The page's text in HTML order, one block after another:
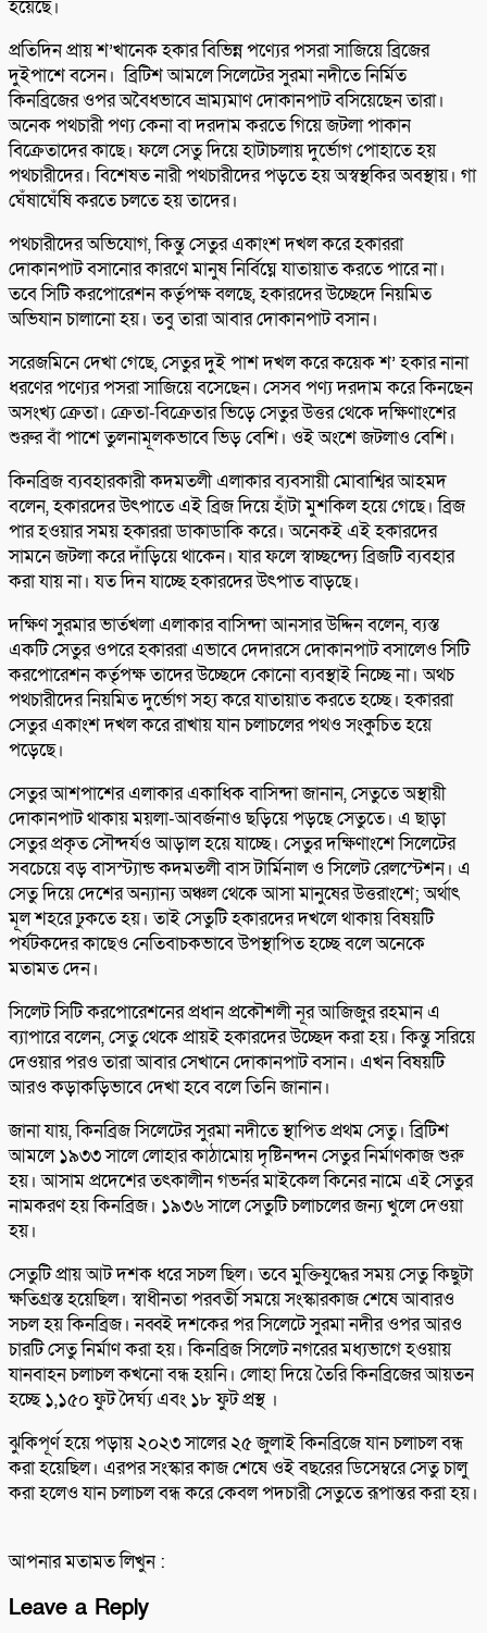
হয়েছে।
প্রতিদিন প্রায় শ’খানেক হকার বিভিন্ন পণ্যের পসরা সাজিয়ে ব্রিজের
দুইপাশে বসেন। ব্রিটিশ আমলে সিলেটের সুরমা নদীতে নির্মিত
কিনব্রিজের ওপর অবৈধভাবে ভ্রাম্যমাণ দোকানপাট বসিয়েছেন তারা।
অনেক পথচারী পণ্য কেনা বা দরদাম করতে গিয়ে জটলা পাকান
বিক্রেতাদের কাছে। ফলে সেতু দিয়ে হাটাচলায় দুর্ভোগ পোহাতে হয়
পথচারীদের। বিশেষত নারী পথচারীদের পড়তে হয় অস্বস্থকির অবস্থায়। গা
ঘেঁষাঘেঁষি করতে চলতে হয় তাদের।
পথচারীদের অভিযোগ, কিন্তু সেতুর একাংশ দখল করে হকাররা
দোকানপাট বসানোর কারণে মানুষ নির্বিঘ্নে যাতায়াত করতে পারে না।
তবে সিটি করপোরেশন কর্তৃপক্ষ বলছে, হকারদের উচ্ছেদে নিয়মিত
অভিযান চালানো হয়। তবু তারা আবার দোকানপাট বসান।
সরেজমিনে দেখা গেছে, সেতুর দুই পাশ দখল করে কয়েক শ’ হকার নানা
ধরণের পণ্যের পসরা সাজিয়ে বসেছেন। সেসব পণ্য দরদাম করে কিনছেন
অসংখ্য ক্রেতা। ক্রেতা-বিক্রেতার ভিড়ে সেতুর উত্তর থেকে দক্ষিণাংশের
শুরুর বাঁ পাশে তুলনামূলকভাবে ভিড় বেশি। ওই অংশে জটলাও বেশি।
কিনব্রিজ ব্যবহারকারী কদমতলী এলাকার ব্যবসায়ী মোবাশ্বির আহমদ
বলেন, হকারদের উৎপাতে এই ব্রিজ দিয়ে হাঁটা মুশকিল হয়ে গেছে। ব্রিজ
পার হওয়ার সময় হকাররা ডাকাডাকি করে। অনেকই এই হকারদের
সামনে জটলা করে দাঁড়িয়ে থাকেন। যার ফলে স্বাচ্ছন্দ্যে ব্রিজটি ব্যবহার
করা যায় না। যত দিন যাচ্ছে হকারদের উৎপাত বাড়ছে।
দক্ষিণ সুরমার ভার্তখলা এলাকার বাসিন্দা আনসার উদ্দিন বলেন, ব্যস্ত
একটি সেতুর ওপরে হকাররা এভাবে দেদারসে দোকানপাট বসালেও সিটি
করপোরেশন কর্তৃপক্ষ তাদের উচ্ছেদে কোনো ব্যবস্থাই নিচ্ছে না। অথচ
পথচারীদের নিয়মিত দুর্ভোগ সহ্য করে যাতায়াত করতে হচ্ছে। হকাররা
সেতুর একাংশ দখল করে রাখায় যান চলাচলের পথও সংকুচিত হয়ে
পড়েছে।
সেতুর আশপাশের এলাকার একাধিক বাসিন্দা জানান, সেতুতে অস্থায়ী
দোকানপাট থাকায় ময়লা-আবর্জনাও ছড়িয়ে পড়ছে সেতুতে। এ ছাড়া
সেতুর প্রকৃত সৌন্দর্যও আড়াল হয়ে যাচ্ছে। সেতুর দক্ষিণাংশে সিলেটের
সবচেয়ে বড় বাসস্ট্যান্ড কদমতলী বাস টার্মিনাল ও সিলেট রেলস্টেশন। এ
সেতু দিয়ে দেশের অন্যান্য অঞ্চল থেকে আসা মানুষের উত্তরাংশে; অর্থাৎ
মূল শহরে ঢুকতে হয়। তাই সেতুটি হকারদের দখলে থাকায় বিষয়টি
পর্যটকদের কাছেও নেতিবাচকভাবে উপস্থাপিত হচ্ছে বলে অনেকে
মতামত দেন।
সিলেট সিটি করপোরেশনের প্রধান প্রকৌশলী নূর আজিজুর রহমান এ
ব্যাপারে বলেন, সেতু থেকে প্রায়ই হকারদের উচ্ছেদ করা হয়। কিন্তু সরিয়ে
দেওয়ার পরও তারা আবার সেখানে দোকানপাট বসান। এখন বিষয়টি
আরও কড়াকড়িভাবে দেখা হবে বলে তিনি জানান।
জানা যায়, কিনব্রিজ সিলেটের সুরমা নদীতে স্থাপিত প্রথম সেতু। ব্রিটিশ
আমলে ১৯৩৩ সালে লোহার কাঠামোয় দৃষ্টিনন্দন সেতুর নির্মাণকাজ শুরু
হয়। আসাম প্রদেশের তৎকালীন গভর্নর মাইকেল কিনের নামে এই সেতুর
নামকরণ হয় কিনব্রিজ। ১৯৩৬ সালে সেতুটি চলাচলের জন্য খুলে দেওয়া
হয়।
সেতুটি প্রায় আট দশক ধরে সচল ছিল। তবে মুক্তিযুদ্ধের সময় সেতু কিছুটা
ক্ষতিগ্রস্ত হয়েছিল। স্বাধীনতা পরবর্তী সময়ে সংস্কারকাজ শেষে আবারও
সচল হয় কিনব্রিজ। নব্বই দশকের পর সিলেটে সুরমা নদীর ওপর আরও
চারটি সেতু নির্মাণ করা হয়। কিনব্রিজ সিলেট নগরের মধ্যভাগে হওয়ায়
যানবাহন চলাচল কখনো বন্ধ হয়নি। লোহা দিয়ে তৈরি কিনব্রিজের আয়তন
হচ্ছে ১,১৫০ ফুট দৈর্ঘ্য এবং ১৮ ফুট প্রস্থ ।
ঝুকিপূর্ণ হয়ে পড়ায় ২০২৩ সালের ২৫ জুলাই কিনব্রিজে যান চলাচল বন্ধ
করা হয়েছিল। এরপর সংস্কার কাজ শেষে ওই বছরের ডিসেম্বরে সেতু চালু
করা হলেও যান চলাচল বন্ধ করে কেবল পদচারী সেতুতে রূপান্তর করা হয়।
আপনার মতামত লিখুন :
Leave a Reply